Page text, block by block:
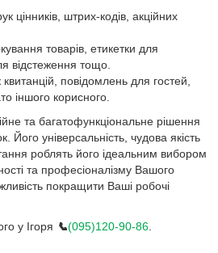
цінників, штрих-кодів, акційних
товарів, етикетки для
відстеження тощо.
квитанцій, повідомлень для гостей,
іншого корисного.
та багатофункціональне рішення
Його універсальність, чудова якість
роблять його ідеальним вибором
та професіоналізму Вашого
покращити Ваші робочі
у Ігоря 📞(095)120-90-86.